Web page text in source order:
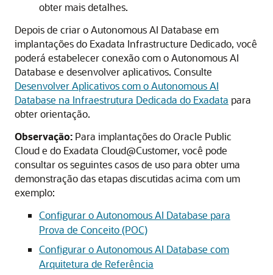
obter mais detalhes.
Depois de criar o Autonomous AI Database em
implantações do Exadata Infrastructure Dedicado, você
poderá estabelecer conexão com o Autonomous AI
Database e desenvolver aplicativos. Consulte
Desenvolver Aplicativos com o Autonomous AI
Database na Infraestrutura Dedicada do Exadata para
obter orientação.
Observação: Para implantações do Oracle Public
Cloud e do Exadata Cloud@Customer, você pode
consultar os seguintes casos de uso para obter uma
demonstração das etapas discutidas acima com um
exemplo:
Configurar o Autonomous AI Database para
Prova de Conceito (POC)
Configurar o Autonomous AI Database com
Arquitetura de Referência